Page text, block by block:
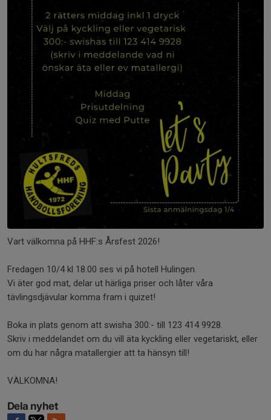
Vart välkomna på HHF:s Årsfest 2026!
Fredagen 10/4 kl 18.00 ses vi på hotell Hulingen.
Vi äter god mat, delar ut härliga priser och låter våra
tävlingsdjävular komma fram i quizet!
Boka in plats genom att swisha 300:- till 123 414 9928.
Skriv i meddelandet om du vill äta kyckling eller vegetariskt, eller
om du har några matallergier att ta hänsyn till!
VÄLKOMNA!
Dela nyhet